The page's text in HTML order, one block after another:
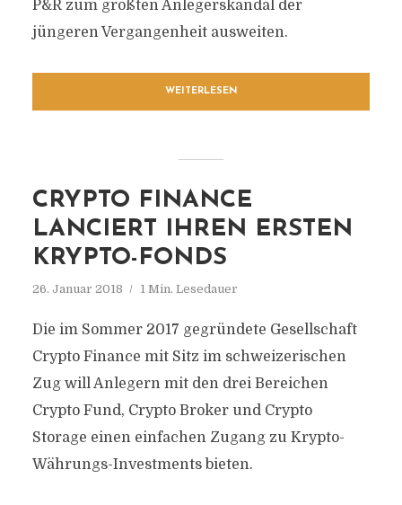
P&R zum größten Anlegerskandal der
jüngeren Vergangenheit ausweiten.
WEITERLESEN
CRYPTO FINANCE
LANCIERT IHREN ERSTEN
KRYPTO-FONDS
26. Januar 2018 1 Min. Lesedauer
Die im Sommer 2017 gegründete Gesellschaft
Crypto Finance mit Sitz im schweizerischen
Zug will Anlegern mit den drei Bereichen
Crypto Fund, Crypto Broker und Crypto
Storage einen einfachen Zugang zu Krypto-
Währungs-Investments bieten.